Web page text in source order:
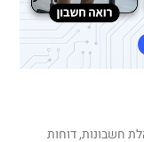
חשבונות, דוחות